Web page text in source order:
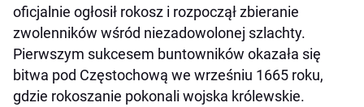
oficjalnie ogłosił rokosz i rozpoczął zbieranie
zwolenników wśród niezadowolonej szlachty.
Pierwszym sukcesem buntowników okazała się
bitwa pod Częstochową we wrześniu 1665 roku,
gdzie rokoszanie pokonali wojska królewskie.